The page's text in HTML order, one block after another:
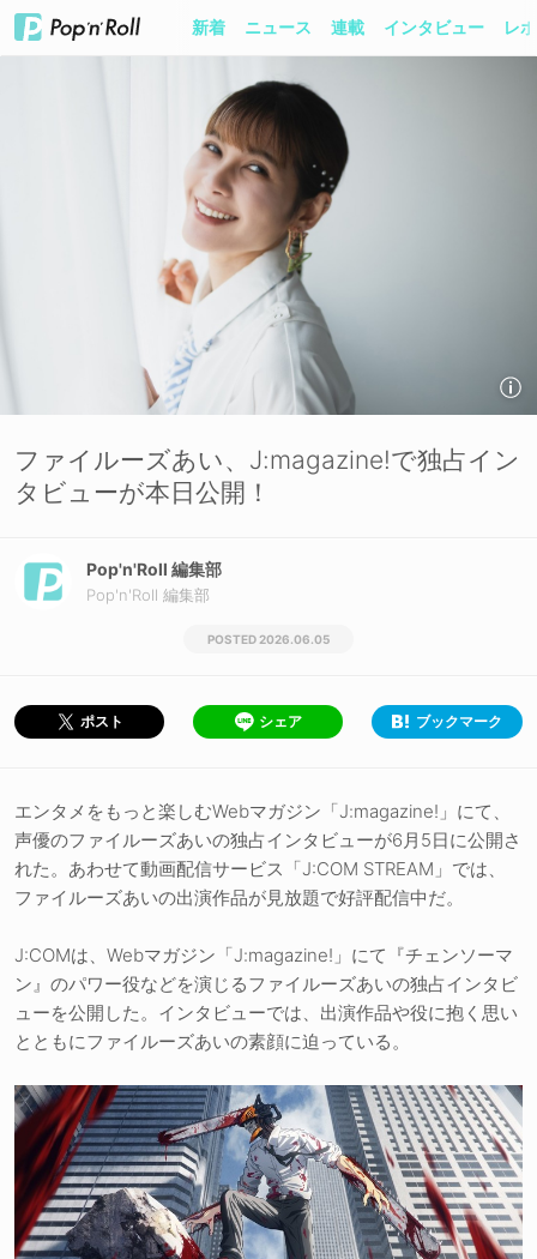
新着 ニュース 連載 インタビュー レ
ファイルーズあい、J:magazine!で独占イン
タビューが本日公開！
Pop'n'Roll 編集部
Pop'n'Roll 編集部
2026.06.05
ポスト シェア ブックマーク
エンタメをもっと楽しむWebマガジン「J:magazine!」にて、
声優のファイルーズあいの独占インタビューが6月5日に公開さ
れた。あわせて動画配信サービス「J:COM STREAM」では、
ファイルーズあいの出演作品が見放題で好評配信中だ。
J:COMは、Webマガジン「J:magazine!」にて『チェンソーマ
ン』のパワー役などを演じるファイルーズあいの独占インタビ
ューを公開した。インタビューでは、出演作品や役に抱く思い
とともにファイルーズあいの素顔に迫っている。